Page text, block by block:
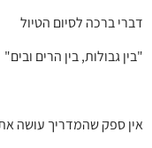
דברי ברכה לסיום הטיול
"בין גבולות, בין הרים ובים"
אין ספק שהמדריך עושה את